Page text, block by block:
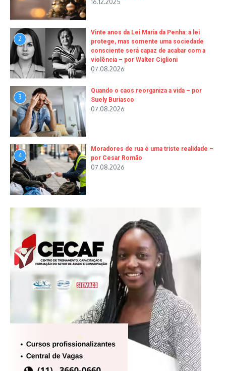
2
Vinte anos da Lei Maria da Penha: a lei
protege, mas somente uma sociedade
consciente será capaz de acabar com a
violência – por Walter Ciglioni
07.08.2026
3
Quando o caos reorganiza a vida – por
Suely Buriasco
07.08.2026
4
Moradores de rua é uma triste realidade –
por Cesar Romão
07.08.2026